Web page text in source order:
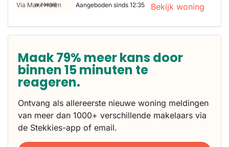
je hierbij!
Via Maxx Huren Aangeboden sinds 12:35 Bekijk woning
Maak 79% meer kans door
binnen 15 minuten te
reageren.
Ontvang als allereerste nieuwe woning meldingen
van meer dan 1000+ verschillende makelaars via
de Stekkies-app of email.